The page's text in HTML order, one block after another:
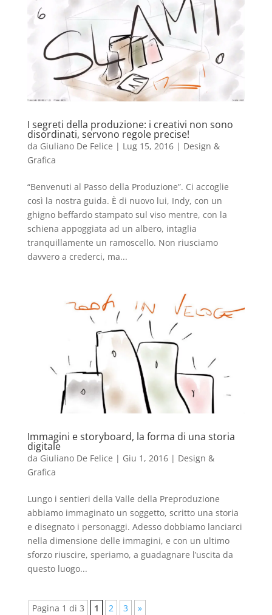
I segreti della produzione: i creativi non sono
disordinati, servono regole precise!
da Giuliano De Felice | Lug 15, 2016| Design &
Grafica
“Benvenuti al Passo della Produzione”. Ci accoglie
così la nostra guida. È di nuovo lui, Indy, con un
ghigno beffardo stampato sul viso mentre, con la
schiena appoggiata ad un albero, intaglia
tranquillamente un ramoscello. Non riusciamo
davvero a crederci, ma...
Immagini e storyboard, la forma di una storia
digitale
da Giuliano De Felice | Giu 1, 2016| Design &
Grafica
Lungo i sentieri della Valle della Preproduzione
abbiamo immaginato un soggetto, scritto una storia
e disegnato i personaggi. Adesso dobbiamo lanciarci
nella dimensione delle immagini, e con un ultimo
sforzo riuscire, speriamo, a guadagnare l’uscita da
questo luogo...
Pagina 1 di 3 1 2 3 »